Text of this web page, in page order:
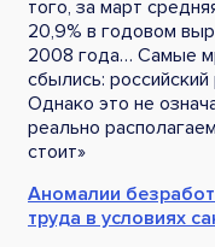
того, за март
20,9% в годовом
2008 года… Самые
сбылись:
Однако это не
реально
стоит»
Аномалии
труда в условиях